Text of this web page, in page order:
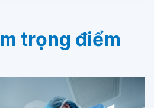
trọng điểm